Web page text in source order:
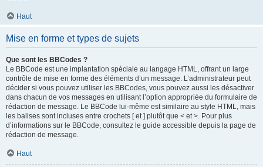
Haut
Mise en forme et types de sujets
Que sont les BBCodes ?
Le BBCode est une implantation spéciale au langage HTML, offrant un large
contrôle de mise en forme des éléments d’un message. L’administrateur peut
décider si vous pouvez utiliser les BBCodes, vous pouvez aussi les désactiver
dans chacun de vos messages en utilisant l’option appropriée du formulaire de
rédaction de message. Le BBCode lui-même est similaire au style HTML, mais
les balises sont incluses entre crochets [ et ] plutôt que < et >. Pour plus
d’informations sur le BBCode, consultez le guide accessible depuis la page de
rédaction de message.
Haut